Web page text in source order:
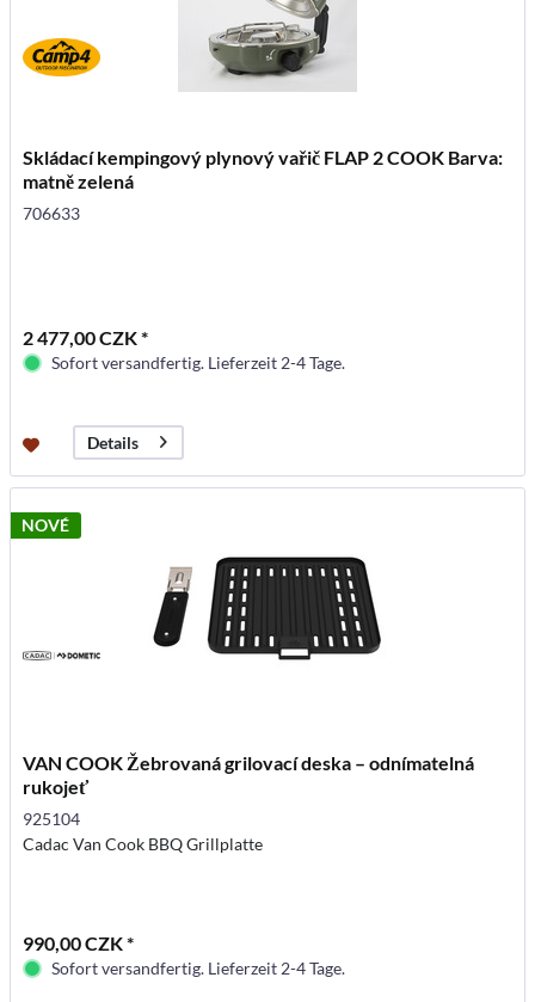
Skládací kempingový plynový vařič FLAP 2 COOK Barva:
matně zelená
706633
2 477,00 CZK *
Sofort versandfertig. Lieferzeit 2-4 Tage.
Details
NOVÉ
VAN COOK Žebrovaná grilovací deska – odnímatelná
rukojeť
925104
Cadac Van Cook BBQ Grillplatte
990,00 CZK *
Sofort versandfertig. Lieferzeit 2-4 Tage.